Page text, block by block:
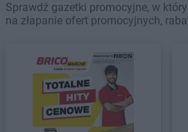
Sprawdź gazetki promocyjne, w
na złapanie ofert promocyjnych,